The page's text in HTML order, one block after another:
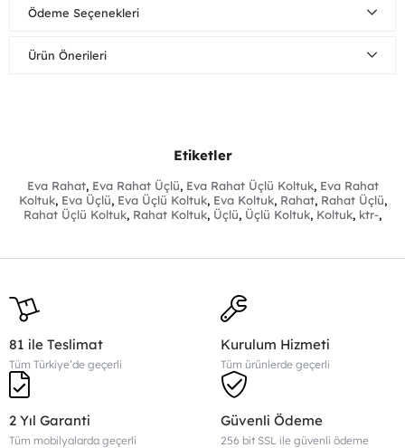
Ayak Rengi Ceviz
Gerekirse saç kurutma makinesi ile fazla
yaklaştırmadan kurulayabilirsiniz.
Demonte
Parçalar
Ayaklar demonte gönderilmektedir.
Materyali
Derinlik
Üçlü Koltuk
cm
Ödeme Seçenekleri
Ürün Önerileri
Etiketler
Eva Rahat, Eva Rahat Üçlü, Eva Rahat Üçlü Koltuk, Eva Rahat
Koltuk, Eva Üçlü, Eva Üçlü Koltuk, Eva Koltuk, Rahat, Rahat Üçlü,
Rahat Üçlü Koltuk, Rahat Koltuk, Üçlü, Üçlü Koltuk, Koltuk, ktr-,
81 ile Teslimat
Tüm Türkiye’de geçerli
Kurulum Hizmeti
Tüm ürünlerde geçerli
2 Yıl Garanti
Tüm mobilyalarda geçerli
Güvenli Ödeme
256 bit SSL ile güvenli ödeme